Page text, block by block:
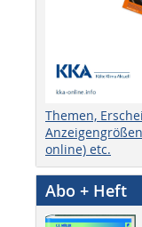
Themen,
online) etc.
Abo + Heft